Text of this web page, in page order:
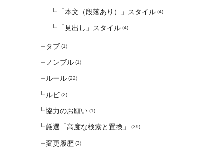
「本文（段落あり）」スタイル (4)
「見出し」スタイル (4)
タブ (1)
ノンブル (1)
ルール (22)
ルビ (2)
協力のお願い (1)
厳選「高度な検索と置換」 (39)
変更履歴 (3)